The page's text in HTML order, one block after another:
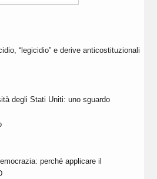
“legicidio” e derive anticostituzionali
degli Stati Uniti: uno sguardo
perché applicare il